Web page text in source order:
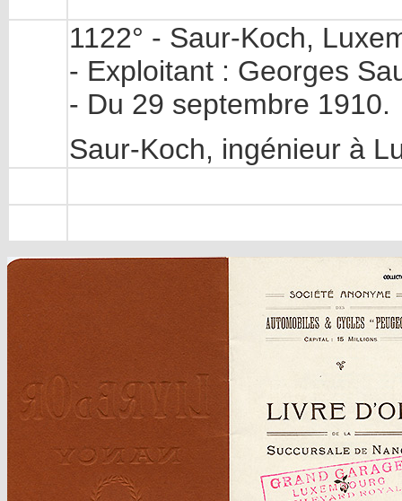
1122° - Saur-Koch,
- Exploitant : Georges
- Du 29 septembre 1910.
Saur-Koch, ingénieur à